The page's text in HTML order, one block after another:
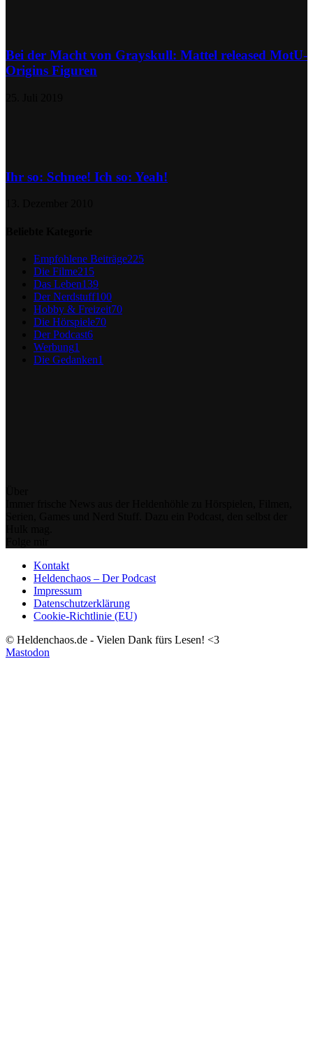
Bei der Macht von Grayskull: Mattel released MotU-
Origins Figuren
Ihr so: Schnee! Ich so: Yeah!
Empfohlene Beiträge225
Die Filme215
Das Leben139
Der Nerdstuff100
Hobby & Freizeit70
Die Hörspiele70
Der Podcast6
Werbung1
Die Gedanken1
Kontakt
Heldenchaos – Der Podcast
Impressum
Datenschutzerklärung
Cookie-Richtlinie (EU)
© Heldenchaos.de - Vielen Dank fürs Lesen! <3
Mastodon